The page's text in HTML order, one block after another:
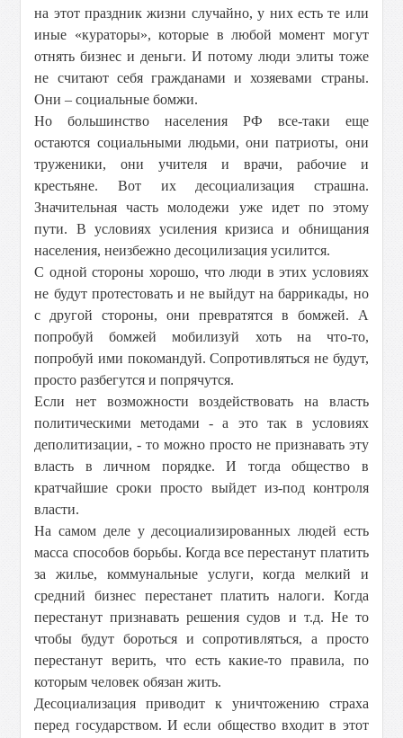
на этот праздник жизни случайно, у них есть те или
иные «кураторы», которые в любой момент могут
отнять бизнес и деньги. И потому люди элиты тоже
не считают себя гражданами и хозяевами страны.
Они – социальные бомжи.
Но большинство населения РФ все-таки еще
остаются социальными людьми, они патриоты, они
труженики, они учителя и врачи, рабочие и
крестьяне. Вот их десоциализация страшна.
Значительная часть молодежи уже идет по этому
пути. В условиях усиления кризиса и обнищания
населения, неизбежно десоцилизация усилится.
С одной стороны хорошо, что люди в этих условиях
не будут протестовать и не выйдут на баррикады, но
с другой стороны, они превратятся в бомжей. А
попробуй бомжей мобилизуй хоть на что-то,
попробуй ими покомандуй. Сопротивляться не будут,
просто разбегутся и попрячутся.
Если нет возможности воздействовать на власть
политическими методами - а это так в условиях
деполитизации, - то можно просто не признавать эту
власть в личном порядке. И тогда общество в
кратчайшие сроки просто выйдет из-под контроля
власти.
На самом деле у десоциализированных людей есть
масса способов борьбы. Когда все перестанут платить
за жилье, коммунальные услуги, когда мелкий и
средний бизнес перестанет платить налоги. Когда
перестанут признавать решения судов и т.д. Не то
чтобы будут бороться и сопротивляться, а просто
перестанут верить, что есть какие-то правила, по
которым человек обязан жить.
Десоциализация приводит к уничтожению страха
перед государством. И если общество входит в этот